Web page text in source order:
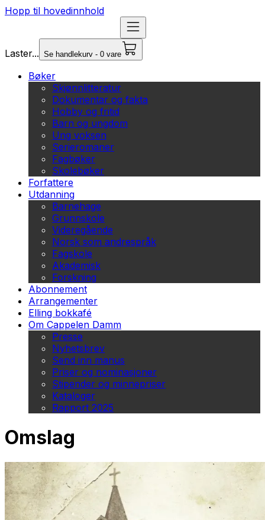
Hopp til hovedinnhold
Laster... Se handlekurv - 0 vare
Bøker
Skjønnlitteratur
Dokumentar og fakta
Hobby og fritid
Barn og ungdom
Ung voksen
Serieromaner
Fagbøker
Skolebøker
Forfattere
Utdanning
Barnehage
Grunnskole
Videregående
Norsk som andrespråk
Fagskole
Akademisk
Forskning
Abonnement
Arrangementer
Elling bokkafé
Om Cappelen Damm
Presse
Nyhetsbrev
Send inn manus
Priser og nominasjoner
Stipender og minnepriser
Kataloger
Rapport 2025
Omslag